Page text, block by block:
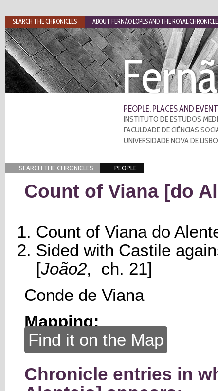
PEOPLE, PLACES AND
INSTITUTO DE ESTUDOS
FACULDADE DE CIÊNCIAS
UNIVERSIDADE NOVA DE
SEARCH THE CHRONICLES PEOPLE
Count of Viana [do
Count of Viana do
Sided with Castile
[João2, ch. 21]
Conde de Viana
Mapping:
Find it on the Map
Chronicle entries in
SEARCH THE CHRONICLES ABOUT FERNÃO LOPES AND THE ROYAL